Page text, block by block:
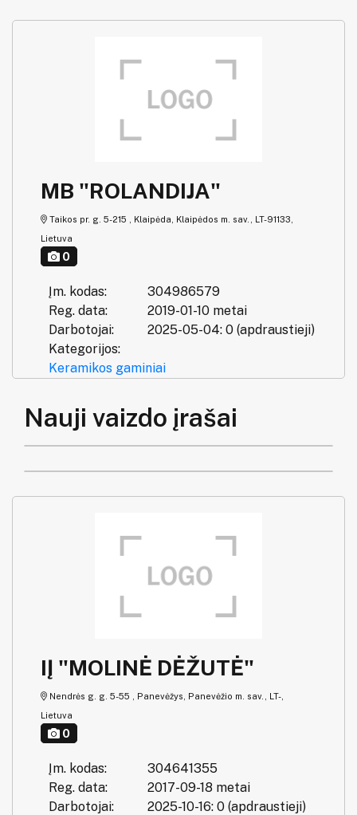
MB "ROLANDIJA"
Taikos pr. g. 5-215 , Klaipėda, Klaipėdos m. sav., LT-91133,
Lietuva
0
Įm. kodas:
304986579
Reg. data:
2019-01-10 metai
Darbotojai:
2025-05-04: 0 (apdraustieji)
Kategorijos:
Keramikos gaminiai
Nauji vaizdo įrašai
IĮ "MOLINĖ DĖŽUTĖ"
Nendrės g. g. 5-55 , Panevėžys, Panevėžio m. sav., LT-,
Lietuva
0
Įm. kodas:
304641355
Reg. data:
2017-09-18 metai
Darbotojai:
2025-10-16: 0 (apdraustieji)